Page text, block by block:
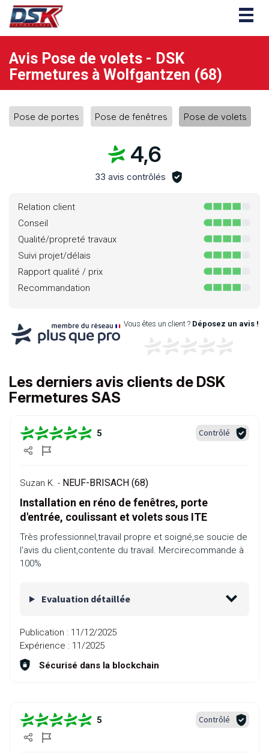
Avis Pose de volets - DSK
Fermetures à Wolfgantzen (68)
Pose de portes Pose de fenêtres Pose de volets
4,6
33 avis contrôlés
Relation client
Conseil
Qualité/propreté travaux
Suivi projet/délais
Rapport qualité / prix
Recommandation
Vous êtes un client ? Déposez un avis !
Les derniers avis clients de DSK
Fermetures SAS
5 Contrôlé
Suzan K. - NEUF-BRISACH (68)
Installation en réno de fenêtres, porte
d'entrée, coulissant et volets sous ITE
Très professionnel,travail propre et soigné,se soucie de
l'avis du client,contente du travail. Mercirecommande à
100%
Evaluation détaillée
Publication : 11/12/2025
Expérience : 11/2025
Sécurisé dans la blockchain
5 Contrôlé